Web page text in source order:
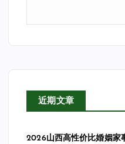
近期文章
2026山西高性价比婚姻家